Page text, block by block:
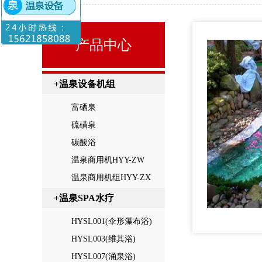
产品中心
+温泉设备机组
富硒泉
硫磺泉
碳酸浴
温泉商用机HYY-ZW
温泉商用机组HYY-ZX
+温泉SPA水疗
HYSL001(伞形瀑布浴)
HYSL003(维其浴)
HYSL007(涌泉浴)